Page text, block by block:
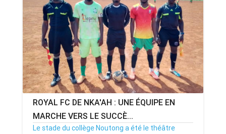
ROYAL FC DE NKA'AH : UNE ÉQUIPE EN
MARCHE VERS LE SUCCÈ...
Le stade du collège Noutong a été le théâtre